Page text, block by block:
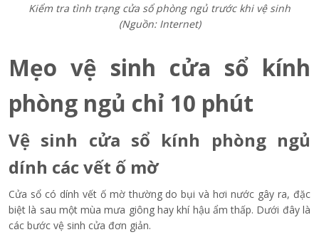
Kiểm tra tình trạng cửa sổ phòng ngủ trước khi vệ sinh
(Nguồn: Internet)
Mẹo vệ sinh cửa sổ kính
phòng ngủ chỉ 10 phút
Vệ sinh cửa sổ kính phòng ngủ
dính các vết ố mờ
Cửa sổ có dính vết ố mờ thường do bụi và hơi nước gây ra, đặc
biệt là sau một mùa mưa giông hay khí hậu ẩm thấp. Dưới đây là
các bước vệ sinh cửa đơn giản.